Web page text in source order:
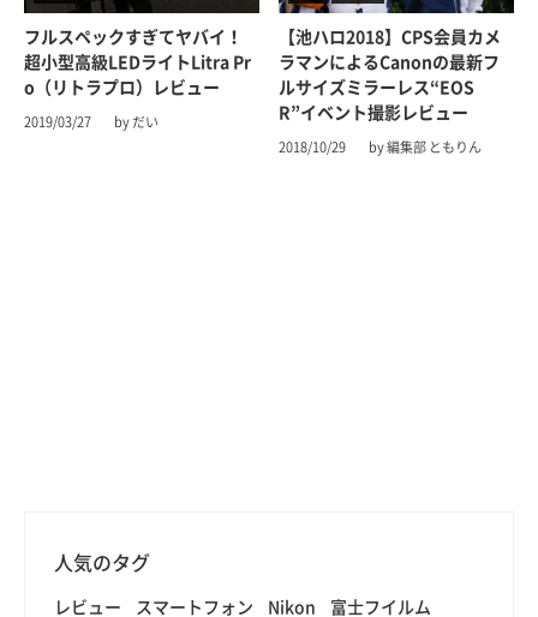
フルスペックすぎてヤバイ！
超小型高級LEDライトLitra Pr
o（リトラプロ）レビュー
2019/03/27 by だい
【池ハロ2018】CPS会員カメ
ラマンによるCanonの最新フ
ルサイズミラーレス“EOS
R”イベント撮影レビュー
2018/10/29 by 編集部 ともりん
人気のタグ
レビュー スマートフォン Nikon 富士フイルム